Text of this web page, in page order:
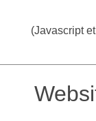
(Javascript